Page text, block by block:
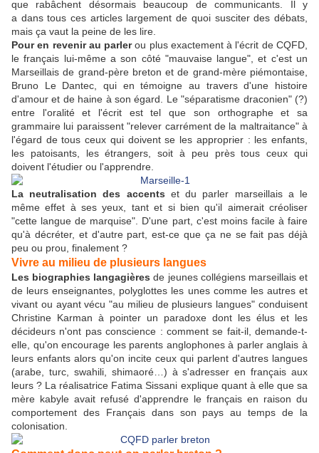
que rabâchent désormais beaucoup de communicants. Il y
a dans tous ces articles largement de quoi susciter des débats,
mais ça vaut la peine de les lire.
Pour en revenir au parlerou plus exactement à l'écrit de CQFD,
le français lui-même a son côté "mauvaise langue", et c'est un
Marseillais de grand-père breton et de grand-mère piémontaise,
Bruno Le Dantec, qui en témoigne au travers d'une histoire
d'amour et de haine à son égard. Le "séparatisme draconien" (?)
entre l'oralité et l'écrit est tel que son orthographe et sa
grammaire lui paraissent "relever carrément de la maltraitance" à
l'égard de tous ceux qui doivent se les approprier : les enfants,
les patoisants, les étrangers, soit à peu près tous ceux qui
doivent l'étudier ou l'apprendre.
La neutralisation des accents et du parler marseillais a le
même effet à ses yeux, tant et si bien qu'il aimerait créoliser
"cette langue de marquise". D'une part, c'est moins facile à faire
qu'à décréter, et d'autre part, est-ce que ça ne se fait pas déjà
peu ou prou, finalement ?
Vivre au milieu de plusieurs langues
Les biographies langagières de jeunes collégiens marseillais et
de leurs enseignantes, polyglottes les unes comme les autres et
vivant ou ayant vécu "au milieu de plusieurs langues" conduisent
Christine Karman à pointer un paradoxe dont les élus et les
décideurs n'ont pas conscience : comment se fait-il, demande-t-
elle, qu'on encourage les parents anglophones à parler anglais à
leurs enfants alors qu'on incite ceux qui parlent d'autres langues
(arabe, turc, swahili, shimaoré…) à s'adresser en français aux
leurs ? La réalisatrice Fatima Sissani explique quant à elle que sa
mère kabyle avait refusé d'apprendre le français en raison du
comportement des Français dans son pays au temps de la
colonisation.